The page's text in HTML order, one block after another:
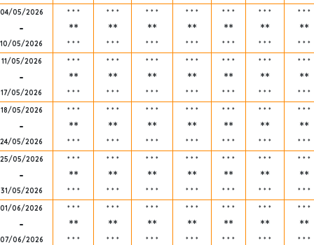
04/05/2026
-
10/05/2026
* * *
**
* * *
* * *
**
* * *
* * *
**
* * *
* * *
**
* * *
* * *
**
* * *
* * *
**
* * *
* * *
**
* * *
11/05/2026
-
17/05/2026
* * *
**
* * *
* * *
**
* * *
* * *
**
* * *
* * *
**
* * *
* * *
**
* * *
* * *
**
* * *
* * *
**
* * *
18/05/2026
-
24/05/2026
* * *
**
* * *
* * *
**
* * *
* * *
**
* * *
* * *
**
* * *
* * *
**
* * *
* * *
**
* * *
* * *
**
* * *
25/05/2026
-
31/05/2026
* * *
**
* * *
* * *
**
* * *
* * *
**
* * *
* * *
**
* * *
* * *
**
* * *
* * *
**
* * *
* * *
**
* * *
01/06/2026
-
07/06/2026
* * *
**
* * *
* * *
**
* * *
* * *
**
* * *
* * *
**
* * *
* * *
**
* * *
* * *
**
* * *
* * *
**
* * *